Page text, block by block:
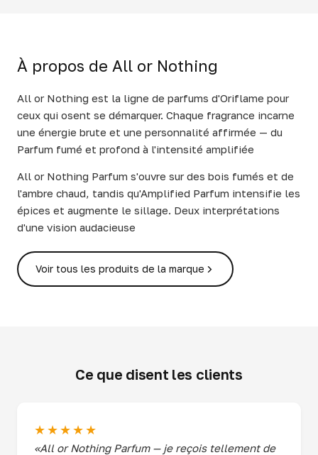
À propos de All or Nothing
All or Nothing est la ligne de parfums d'Oriflame pour
ceux qui osent se démarquer. Chaque fragrance incarne
une énergie brute et une personnalité affirmée — du
Parfum fumé et profond à l'intensité amplifiée
All or Nothing Parfum s'ouvre sur des bois fumés et de
l'ambre chaud, tandis qu'Amplified Parfum intensifie les
épices et augmente le sillage. Deux interprétations
d'une vision audacieuse
Voir tous les produits de la marque
Ce que disent les clients
★★★★★
«All or Nothing Parfum — je reçois tellement de